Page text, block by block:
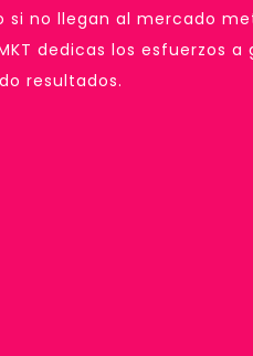
si no llegan al mercado
dedicas los esfuerzos a
resultados.